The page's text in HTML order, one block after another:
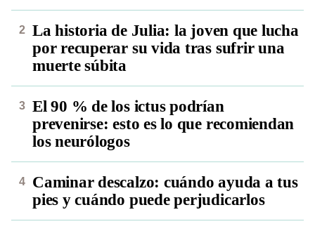
La historia de Julia: la joven que lucha
por recuperar su vida tras sufrir una
muerte súbita
El 90 % de los ictus podrían
prevenirse: esto es lo que recomiendan
los neurólogos
Caminar descalzo: cuándo ayuda a tus
pies y cuándo puede perjudicarlos